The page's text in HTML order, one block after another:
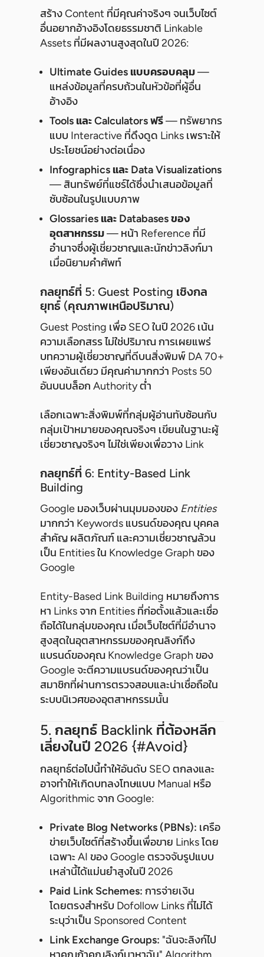
สร้าง Content ที่มีคุณค่าจริงๆ จนเว็บไซต์
อื่นอยากอ้างอิงโดยธรรมชาติ Linkable
Assets ที่มีผลงานสูงสุดในปี 2026:
Ultimate Guides แบบครอบคลุม—
แหล่งข้อมูลที่ครบถ้วนในหัวข้อที่ผู้อื่น
อ้างอิง
Tools และ Calculators ฟรี— ทรัพยากร
แบบ Interactive ที่ดึงดูด Links เพราะให้
ประโยชน์อย่างต่อเนื่อง
Infographics และ Data Visualizations
— สินทรัพย์ที่แชร์ได้ซึ่งนำเสนอข้อมูลที่
ซับซ้อนในรูปแบบภาพ
Glossaries และ Databases ของ
อุตสาหกรรม— หน้า Reference ที่มี
อำนาจซึ่งผู้เชี่ยวชาญและนักข่าวลิงก์มา
เมื่อนิยามคำศัพท์
กลยุทธ์ที่ 5: Guest Posting เชิงกล
ยุทธ์ (คุณภาพเหนือปริมาณ)
Guest Posting เพื่อ SEO ในปี 2026 เน้น
ความเลือกสรร ไม่ใช่ปริมาณ การเผยแพร่
บทความผู้เชี่ยวชาญที่ดีบนสิ่งพิมพ์ DA 70+
เพียงอันเดียว มีคุณค่ามากกว่า Posts 50
อันบนบล็อก Authority ต่ำ
เลือกเฉพาะสิ่งพิมพ์ที่กลุ่มผู้อ่านทับซ้อนกับ
กลุ่มเป้าหมายของคุณจริงๆ เขียนในฐานะผู้
เชี่ยวชาญจริงๆ ไม่ใช่เพียงเพื่อวาง Link
กลยุทธ์ที่ 6: Entity-Based Link
Building
Google มองเว็บผ่านมุมมองของ Entities
มากกว่า Keywords แบรนด์ของคุณ บุคคล
สำคัญ ผลิตภัณฑ์ และความเชี่ยวชาญล้วน
เป็น Entities ใน Knowledge Graph ของ
Google
Entity-Based Link Building หมายถึงการ
หา Links จาก Entities ที่ก่อตั้งแล้วและเชื่อ
ถือได้ในกลุ่มของคุณ เมื่อเว็บไซต์ที่มีอำนาจ
สูงสุดในอุตสาหกรรมของคุณลิงก์ถึง
แบรนด์ของคุณ Knowledge Graph ของ
Google จะตีความแบรนด์ของคุณว่าเป็น
สมาชิกที่ผ่านการตรวจสอบและน่าเชื่อถือใน
ระบบนิเวศของอุตสาหกรรมนั้น
5. กลยุทธ์ Backlink ที่ต้องหลีก
เลี่ยงในปี 2026 {#avoid}
กลยุทธ์ต่อไปนี้ทำให้อันดับ SEO ตกลงและ
อาจทำให้เกิดบทลงโทษแบบ Manual หรือ
Algorithmic จาก Google:
Private Blog Networks (PBNs): เครือ
ข่ายเว็บไซต์ที่สร้างขึ้นเพื่อขาย Links โดย
เฉพาะ AI ของ Google ตรวจจับรูปแบบ
เหล่านี้ได้แม่นยำสูงในปี 2026
Paid Link Schemes: การจ่ายเงิน
โดยตรงสำหรับ Dofollow Links ที่ไม่ได้
ระบุว่าเป็น Sponsored Content
Link Exchange Groups: "ฉันจะลิงก์ไป